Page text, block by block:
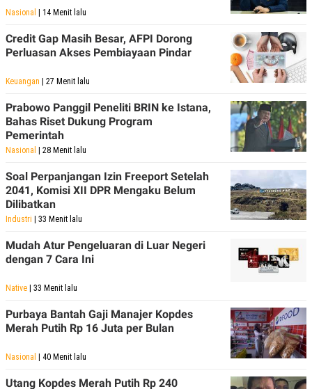
Nasional | 14 Menit lalu
Credit Gap Masih Besar, AFPI Dorong
Perluasan Akses Pembiayaan Pindar
Keuangan | 27 Menit lalu
Prabowo Panggil Peneliti BRIN ke Istana,
Bahas Riset Dukung Program
Pemerintah
Nasional | 28 Menit lalu
Soal Perpanjangan Izin Freeport Setelah
2041, Komisi XII DPR Mengaku Belum
Dilibatkan
Industri | 33 Menit lalu
Mudah Atur Pengeluaran di Luar Negeri
dengan 7 Cara Ini
Native | 33 Menit lalu
Purbaya Bantah Gaji Manajer Kopdes
Merah Putih Rp 16 Juta per Bulan
Nasional | 40 Menit lalu
Utang Kopdes Merah Putih Rp 240